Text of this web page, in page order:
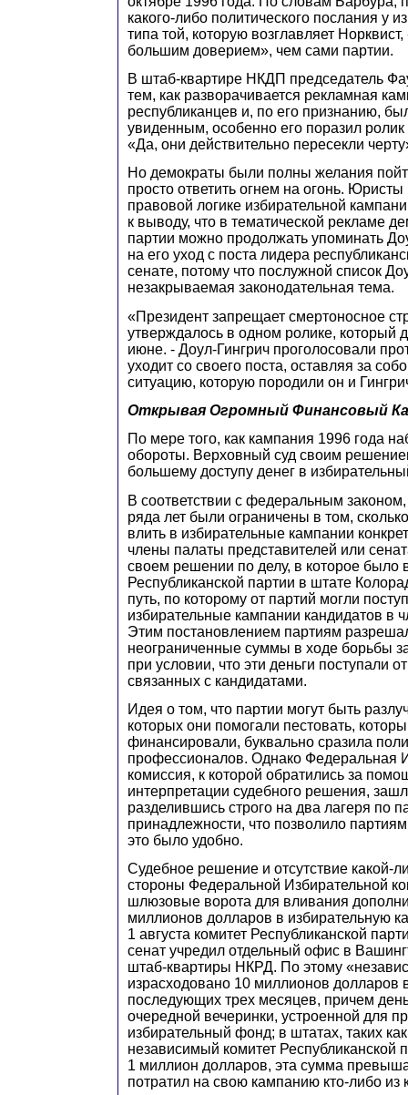
какого-либо политического послания у
типа той, которую возглавляет
большим доверием», чем сами партии.
В штаб-квартире НКДП председатель
тем, как разворачивается рекламная
республиканцев и, по его признанию,
увиденным, особенно его поразил
«Да, они действительно пересекли
Но демократы были полны желания
просто ответить огнем на огонь.
правовой логике избирательной
к выводу, что в тематической рекламе
партии можно продолжать упоминать
на его уход с поста лидера
сенате, потому что послужной список
незакрываемая законодательная тема.
«Президент запрещает смертоносное
утверждалось в одном ролике, который
июне. - Доул-Гингрич проголосовали
уходит со своего поста, оставляя за
ситуацию, которую породили он и
Открывая Огромный Финансовый
По мере того, как кампания 1996 года
обороты. Верховный суд своим
большему доступу денег в
В соответствии с федеральным
ряда лет были ограничены в том,
влить в избирательные кампании
члены палаты представителей или
своем решении по делу, в которое было
Республиканской партии в штате
путь, по которому от партий могли
избирательные кампании кандидатов в
Этим постановлением партиям
неограниченные суммы в ходе борьбы
при условии, что эти деньги поступали
связанных с кандидатами.
Идея о том, что партии могут быть
которых они помогали пестовать,
финансировали, буквально сразила
профессионалов. Однако Федеральная
комиссия, к которой обратились за
интерпретации судебного решения,
разделившись строго на два лагеря по
принадлежности, что позволило партиям
это было удобно.
Судебное решение и отсутствие какой-
стороны Федеральной Избирательной
шлюзовые ворота для вливания
миллионов долларов в избирательную
1 августа комитет Республиканской
сенат учредил отдельный офис в
штаб-квартиры НКРД. По этому
израсходовано 10 миллионов долларов
последующих трех месяцев, причем
очередной вечеринки, устроенной для
избирательный фонд; в штатах, таких
независимый комитет Республиканской
1 миллион долларов, эта сумма
потратил на свою кампанию кто-либо из